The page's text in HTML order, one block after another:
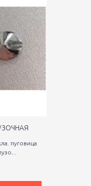
пуговица